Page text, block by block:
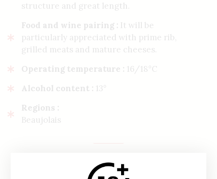
structure and great length.
Food and wine pairing : It will be
particularly appreciated with prime rib,
grilled meats and mature cheeses.
Operating temperature : 16/18°C
Alcohol content : 13°
Regions :
Beaujolais
case of six bottles*.